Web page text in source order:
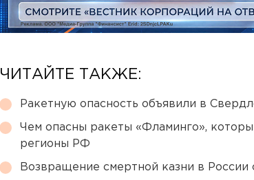
ЧИТАЙТЕ ТАКЖЕ:
Ракетную опасность объявили в
Чем опасны ракеты «Фламинго»,
регионы РФ
Возвращение смертной казни в